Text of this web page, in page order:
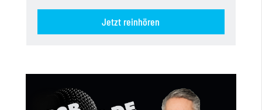
Jetzt reinhören